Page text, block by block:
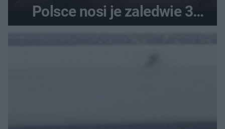
Polsce nosi je zaledwie 3
kobiety